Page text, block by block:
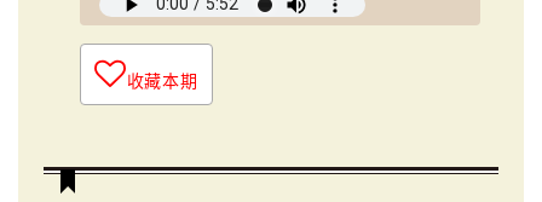
收藏本期